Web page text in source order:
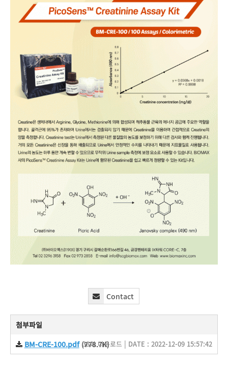
Contact
첨부파일
BM-CRE-100.pdf(778.7K)
38회 다운로드 | DATE : 2022-12-09 15:57:42